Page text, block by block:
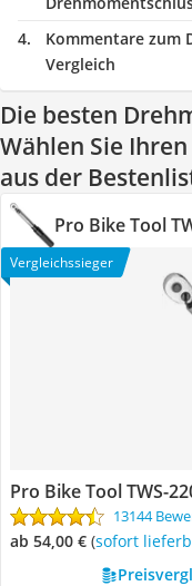
Kommentare zum
Vergleich
Die besten
Wählen Sie
aus der
Pro Bike Tool
Vergleichssieger
Pro Bike Tool TWS-
13144
ab 54,00 € ( Sofort